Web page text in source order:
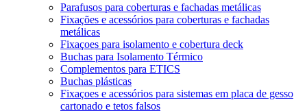
Parafusos para coberturas e fachadas metálicas
Fixações e acessórios para coberturas e fachadas
metálicas
Fixaçoes para isolamento e cobertura deck
Buchas para Isolamento Térmico
Complementos para ETICS
Buchas plásticas
Fixaçoes e acessórios para sistemas em placa de gesso
cartonado e tetos falsos